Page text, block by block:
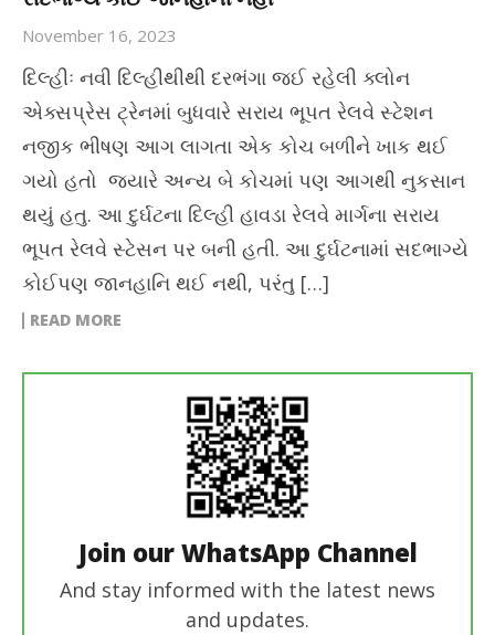
November 16, 2023
દિલ્હીઃ નવી દિલ્હીથીથી દરભંગા જઈ રહેલી ક્લોન
એક્સપ્રેસ ટ્રેનમાં બુધવારે સરાય ભૂપત રેલવે સ્ટેશન
નજીક ભીષણ આગ લાગતા એક કોચ બળીને ખાક થઈ
ગયો હતો જ્યારે અન્ય બે કોચમાં પણ આગથી નુકસાન
થયું હતુ. આ દુર્ઘટના દિલ્હી હાવડા રેલવે માર્ગના સરાય
ભૂપત રેલવે સ્ટેસન પર બની હતી. આ દુર્ઘટનામાં સદભાગ્યે
કોઈપણ જાનહાનિ થઈ નથી, પરંતુ […]
READ MORE
Join our WhatsApp Channel
And stay informed with the latest news
and updates.